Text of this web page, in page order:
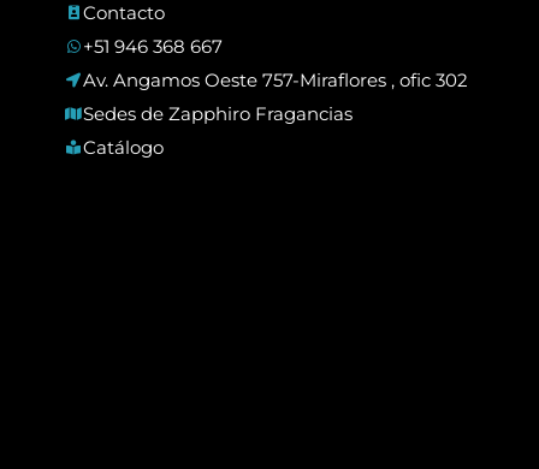
Contacto
+51 946 368 667
Av. Angamos Oeste 757-Miraflores , ofic 302
Sedes de Zapphiro Fragancias
Catálogo